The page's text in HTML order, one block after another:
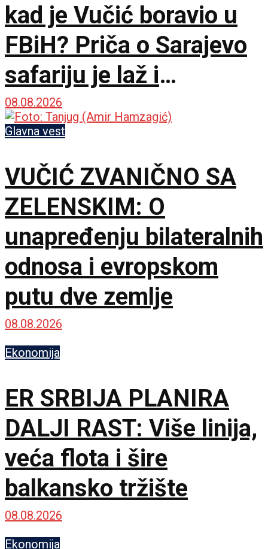
kad je Vučić boravio u
FBiH? Priča o Sarajevo
safariju je laž i
propaganda
08.08.2026
Glavna vest
VUČIĆ ZVANIČNO SA
ZELENSKIM: O
unapređenju bilateralnih
odnosa i evropskom
putu dve zemlje
08.08.2026
Ekonomija
ER SRBIJA PLANIRA
DALJI RAST: Više linija,
veća flota i šire
balkansko tržište
08.08.2026
Ekonomija